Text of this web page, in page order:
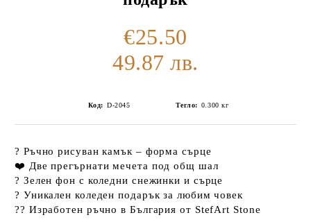
€25.50
49.87 лв.
Код: D-2045 Тегло: 0.300 кг
? Ръчно рисуван камък – форма сърце
❤️ Две прегърнати мечета под общ шал
? Зелен фон с коледни снежинки и сърце
? Уникален коледен подарък за любим човек
?? Изработен ръчно в България от StefArt Stone